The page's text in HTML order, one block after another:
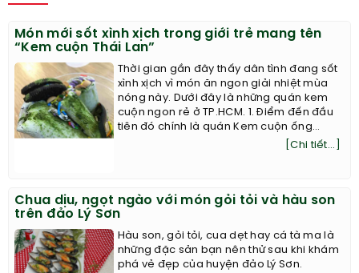
Món mới sốt xình xịch trong giới trẻ mang tên
“Kem cuộn Thái Lan”
Thời gian gần đây thấy dân tình đang sốt
xình xịch vì món ăn ngon giải nhiệt mùa
nóng này. Dưới đây là những quán kem
cuộn ngon rẻ ở TP.HCM. 1. Điểm đến đầu
tiên đó chính là quán Kem cuộn ống...
[Chi tiết...]
Chua dịu, ngọt ngào với món gỏi tỏi và hàu son
trên đảo Lý Sơn
Hàu son, gỏi tỏi, cua dẹt hay cá tà ma là
những đặc sản bạn nên thử sau khi khám
phá vẻ đẹp của huyện đảo Lý Sơn.